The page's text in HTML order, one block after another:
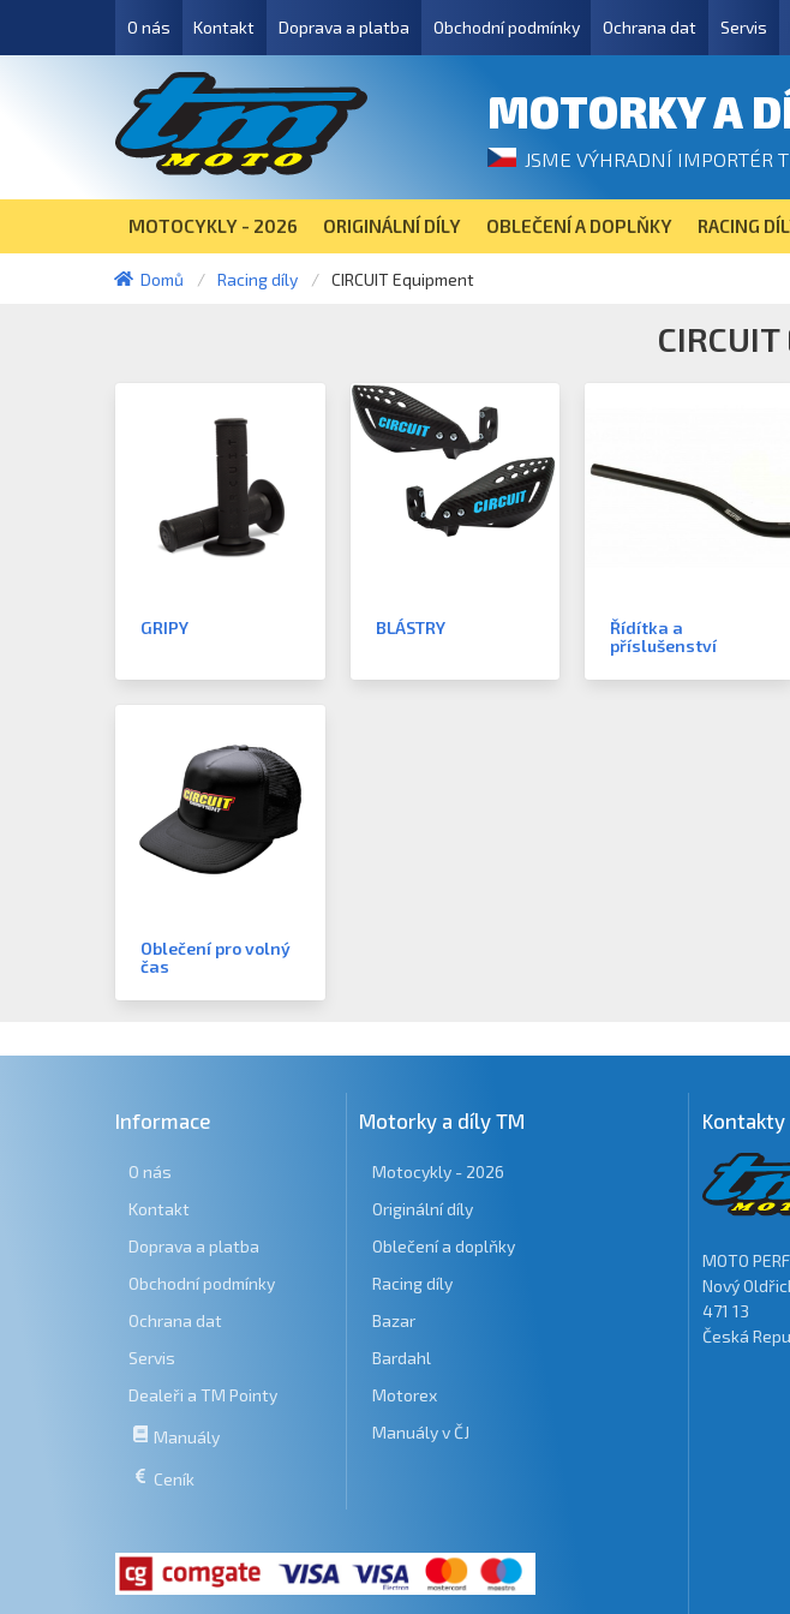
O nás Kontakt Doprava a platba Obchodní podmínky Ochrana dat Servis
MOTORKY A
JSME VÝHRADNÍ IMPORTÉR
MOTOCYKLY - 2026 ORIGINÁLNÍ DÍLY OBLEČENÍ A DOPLŇKY RACING
Domů Racing díly CIRCUIT Equipment
GRIPY BLÁSTRY
Řídítka a
příslušenství
Oblečení pro volný
čas
Informace
O nás
Kontakt
Doprava a platba
Obchodní podmínky
Ochrana dat
Servis
Dealeři a TM Pointy
Manuály
Ceník
Motorky a díly TM
Motocykly - 2026
Originální díly
Oblečení a doplňky
Racing díly
Bazar
Bardahl
Motorex
Manuály v ČJ
Kontakty
MOTO
Nový
471 13
Česká